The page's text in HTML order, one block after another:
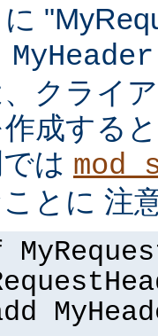
MyHeader
クライ
成する
は
とに 注